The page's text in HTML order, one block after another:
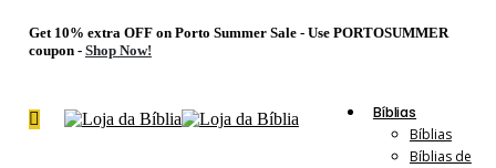
Get 10% extra OFF on Porto Summer Sale - Use PORTOSUMMER
coupon - Shop Now!
Bíblias
Bíblias
Bíblias de